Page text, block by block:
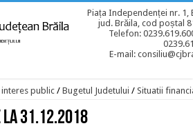
Piața Independenței nr. 1,
jud. Brăila, cod poștal
Telefon:
E-mail:
public / Bugetul Judetului / Situatii
31.12.2018